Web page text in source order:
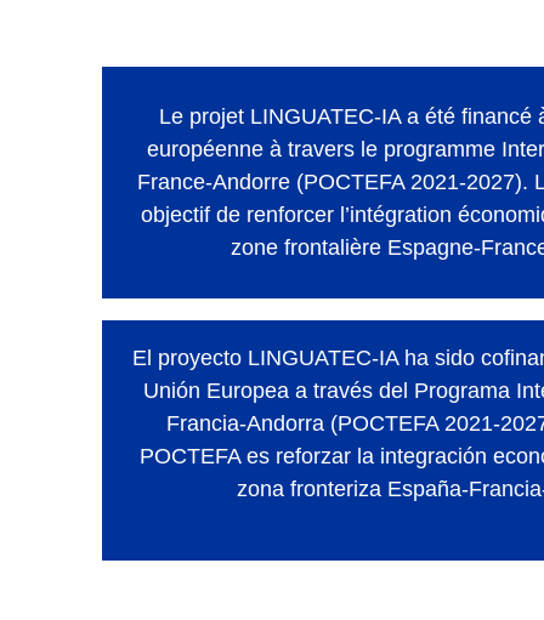
Le projet LINGUATEC-IA a été financé
européenne à travers le programme
France-Andorre (POCTEFA 2021-2027).
objectif de renforcer l’intégration
zone frontalière Espagne-
El proyecto LINGUATEC-IA ha sido
Unión Europea a través del Programa
Francia-Andorra (POCTEFA 2021-
POCTEFA es reforzar la integración
zona fronteriza España-